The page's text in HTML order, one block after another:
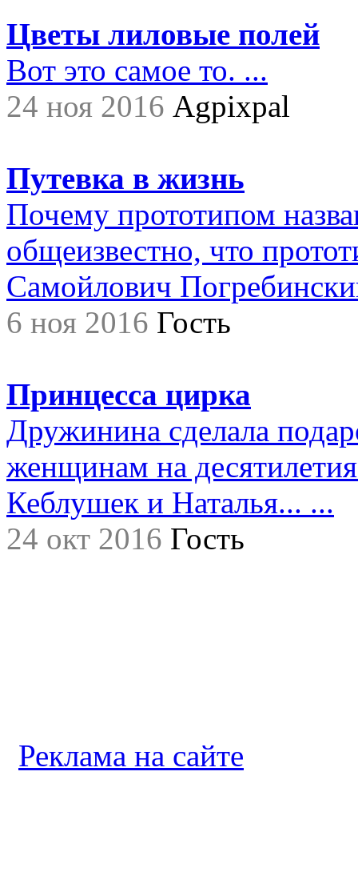
Цветы лиловые полей
Вот это самое то. ...
24 ноя 2016 Agpixpal
Путевка в жизнь
Почему прототипом
общеизвестно, что
Самойлович
6 ноя 2016 Гость
Принцесса цирка
Дружинина сделала
женщинам на
Кеблушек и Наталья... ...
24 окт 2016 Гость
Реклама на сайте